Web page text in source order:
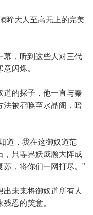
眸大人至高无上的完美
幕，听到这些人对三代
闪烁。
道的探子，他一直与秦
法被召唤至水晶阁，暗
道，我在这御奴道范
，只等界妖威瀚大阵成
，将你们一网打尽。”
未来将御奴道所有人
忍的笑意。